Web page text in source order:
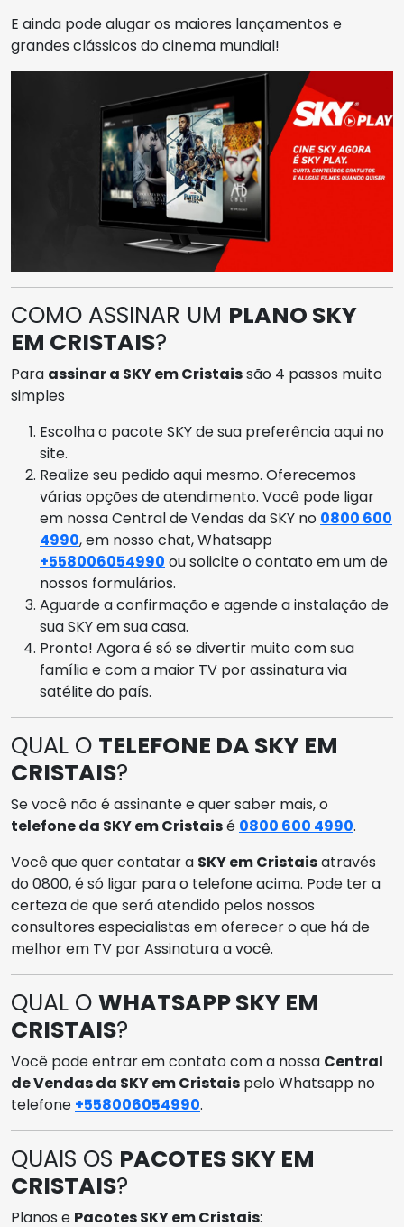
E ainda pode alugar os maiores lançamentos e
grandes clássicos do cinema mundial!
COMO ASSINAR UM PLANO SKY
EM CRISTAIS?
Para assinar a SKY em Cristaissão 4 passos muito
simples
Escolha o pacote SKY de sua preferência aqui no
site.
Realize seu pedido aqui mesmo. Oferecemos
várias opções de atendimento. Você pode ligar
em nossa Central de Vendas da SKY no 0800 600
4990, em nosso chat, Whatsapp
+558006054990 ou solicite o contato em um de
nossos formulários.
Aguarde a confirmação e agende a instalação de
sua SKY em sua casa.
Pronto! Agora é só se divertir muito com sua
família e com a maior TV por assinatura via
satélite do país.
QUAL O TELEFONE DA SKY EM
CRISTAIS?
Se você não é assinante e quer saber mais, o
telefone da SKY em Cristaisé 0800 600 4990.
Você que quer contatar a SKY em Cristaisatravés
do 0800, é só ligar para o telefone acima. Pode ter a
certeza de que será atendido pelos nossos
consultores especialistas em oferecer o que há de
melhor em TV por Assinatura a você.
QUAL O WHATSAPP SKY EM
CRISTAIS?
Você pode entrar em contato com a nossa Central
de Vendas da SKY em Cristais pelo Whatsapp no
telefone +558006054990.
QUAIS OS PACOTES SKY EM
CRISTAIS?
Planos e Pacotes SKY em Cristais: